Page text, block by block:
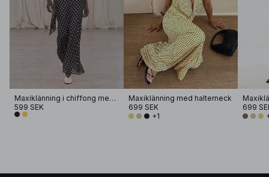
Maxiklänning i chiffong med vattenfallseffekt
599 SEK
Maxiklänning med halterneck
699 SEK
+1
699